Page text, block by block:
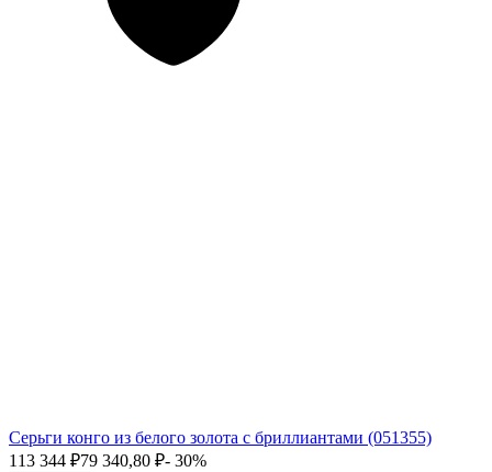
Серьги конго из белого золота с бриллиантами (051355)
113 344 ₽79 340,80 ₽- 30%